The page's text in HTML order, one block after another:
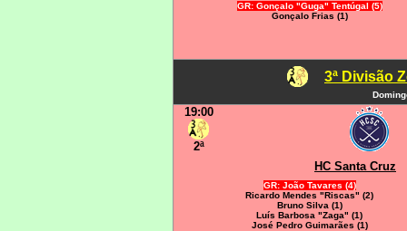
GR: Gonçalo "Guga" Tentúgal (5)
Gonçalo Frias (1)
3ª Divisão
19:00
2ª
HC Santa Cruz
GR: João Tavares (4)
Ricardo Mendes "Riscas" (2)
Bruno Silva (1)
Luís Barbosa "Zaga" (1)
José Pedro Guimarães (1)